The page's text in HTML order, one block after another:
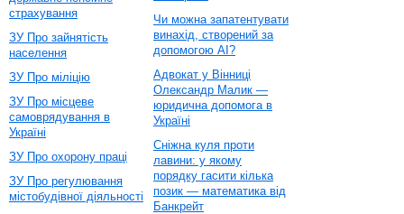
страхування
ЗУ Про зайнятість
населення
ЗУ Про міліцію
ЗУ Про місцеве
самоврядування в
Україні
ЗУ Про охорону праці
ЗУ Про регулювання
містобудівної діяльності
Чи можна запатентувати
винахід, створений за
допомогою AI?
Адвокат у Вінниці
Олександр Малик —
юридична допомога в
Україні
Сніжна куля проти
лавини: у якому
порядку гасити кілька
позик — математика від
Банкрейт